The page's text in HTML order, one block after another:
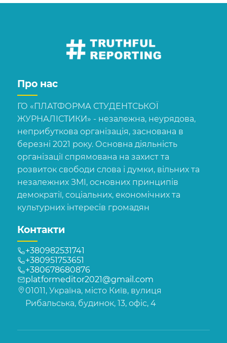
Про нас
ГО «ПЛАТФОРМА СТУДЕНТСЬКОЇ
ЖУРНАЛІСТИКИ» - незалежна, неурядова,
неприбуткова організація, заснована в
березні 2021 року. Основна діяльність
організації спрямована на захист та
розвиток свободи слова і думки, вільних та
незалежних ЗМІ, основних принципів
демократії, соціальних, економічних та
культурних інтересів громадян
Контакти
+380982531741
+380951753651
+380678680876
platformeditor2021@gmail.com
01011, Україна, місто Київ, вулиця
Рибальська, будинок, 13, офіс, 4